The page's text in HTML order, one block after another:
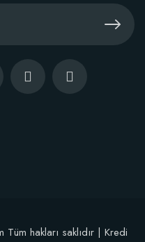
hakları saklıdır | Kredi